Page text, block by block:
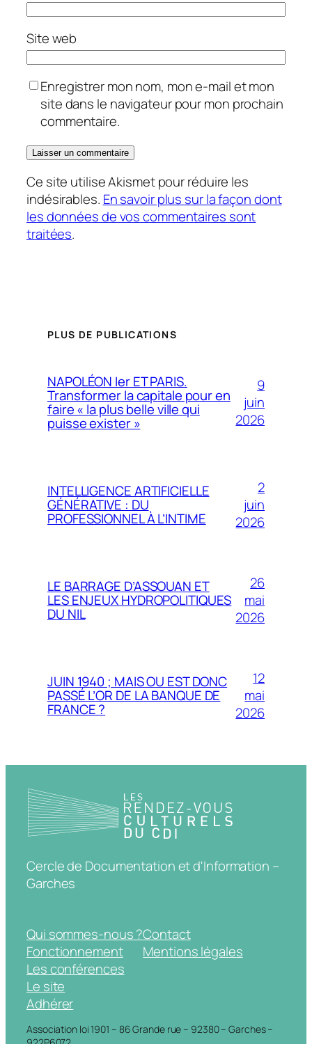
Site web
Enregistrer mon nom, mon e-mail et mon
site dans le navigateur pour mon prochain
commentaire.
Ce site utilise Akismet pour réduire les
indésirables. En savoir plus sur la façon dont
les données de vos commentaires sont
traitées.
PLUS DE PUBLICATIONS
NAPOLÉON Ier ET PARIS.
Transformer la capitale pour en
faire « la plus belle ville qui
puisse exister »
9
juin
2026
INTELLIGENCE ARTIFICIELLE
GÉNÉRATIVE : DU
PROFESSIONNEL À L’INTIME
2
juin
2026
LE BARRAGE D’ASSOUAN ET
LES ENJEUX HYDROPOLITIQUES
DU NIL
26
mai
2026
JUIN 1940 ; MAIS OU EST DONC
PASSÉ L’OR DE LA BANQUE DE
FRANCE ?
12
mai
2026
Cercle de Documentation et d'Information –
Garches
Qui sommes-nous ?
Fonctionnement
Les conférences
Le site
Adhérer
Contact
Mentions légales
Association loi 1901 – 86 Grande rue – 92380 – Garches –